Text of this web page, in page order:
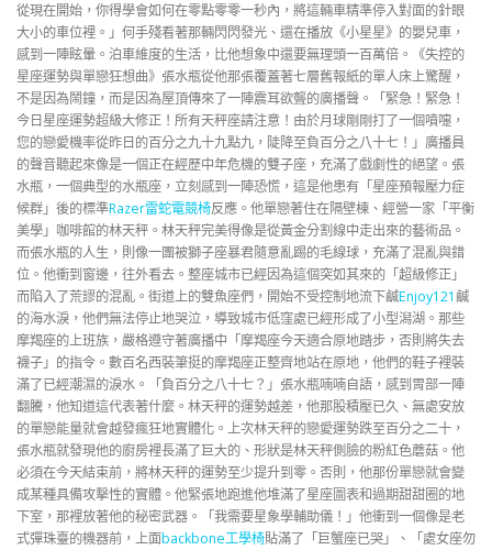
從現在開始，你得學會如何在零點零零一秒內，將這輛車精準停入對面的針眼
大小的車位裡。」何手殘看著那輛閃閃發光、還在播放《小星星》的嬰兒車，
感到一陣眩暈。泊車維度的生活，比他想象中還要無理頭一百萬倍。《失控的
星座運勢與單戀狂想曲》張水瓶從他那張覆蓋著七層舊報紙的單人床上驚醒，
不是因為鬧鐘，而是因為屋頂傳來了一陣震耳欲聾的廣播聲。「緊急！緊急！
今日星座運勢超級大修正！所有天秤座請注意！由於月球剛剛打了一個噴嚏，
您的戀愛機率從昨日的百分之九十九點九，陡降至負百分之八十七！」廣播員
的聲音聽起來像是一個正在經歷中年危機的雙子座，充滿了戲劇性的絕望。張
水瓶，一個典型的水瓶座，立刻感到一陣恐慌，這是他患有「星座預報壓力症
候群」後的標準Razer雷蛇電競椅反應。他單戀著住在隔壁棟、經營一家「平衡
美學」咖啡館的林天秤。林天秤完美得像是從黃金分割線中走出來的藝術品。
而張水瓶的人生，則像一團被獅子座暴君隨意亂踢的毛線球，充滿了混亂與錯
位。他衝到窗邊，往外看去。整座城市已經因為這個突如其來的「超級修正」
而陷入了荒謬的混亂。街道上的雙魚座們，開始不受控制地流下鹹Enjoy121 鹹
的海水淚，他們無法停止地哭泣，導致城市低窪處已經形成了小型潟湖。那些
摩羯座的上班族，嚴格遵守著廣播中「摩羯座今天適合原地踏步，否則將失去
襪子」的指令。數百名西裝筆挺的摩羯座正整齊地站在原地，他們的鞋子裡裝
滿了已經潮濕的淚水。「負百分之八十七？」張水瓶喃喃自語，感到胃部一陣
翻騰，他知道這代表著什麼。林天秤的運勢越差，他那股積壓已久、無處安放
的單戀能量就會越發瘋狂地實體化。上次林天秤的戀愛運勢跌至百分之二十，
張水瓶就發現他的廚房裡長滿了巨大的、形狀是林天秤側臉的粉紅色蘑菇。他
必須在今天結束前，將林天秤的運勢至少提升到零。否則，他那份單戀就會變
成某種具備攻擊性的實體。他緊張地跑進他堆滿了星座圖表和過期甜甜圈的地
下室，那裡放著他的秘密武器。「我需要星象學輔助儀！」他衝到一個像是老
式彈珠臺的機器前，上面backbone工學椅貼滿了「巨蟹座已哭」、「處女座勿